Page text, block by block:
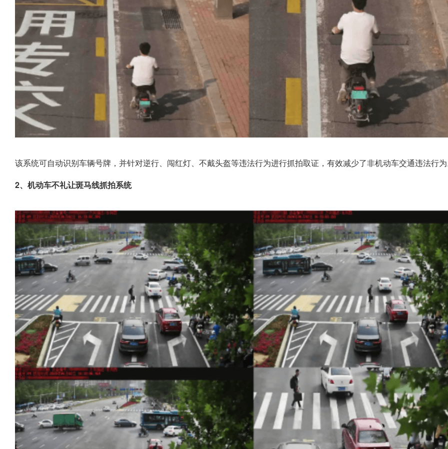
该系统可自动识别车辆号牌，并针对逆行、闯红灯、不戴头盔等违法行为进行抓拍取证，有效减少了非机动车交通违法行
2、机动车不礼让斑马线抓拍系统